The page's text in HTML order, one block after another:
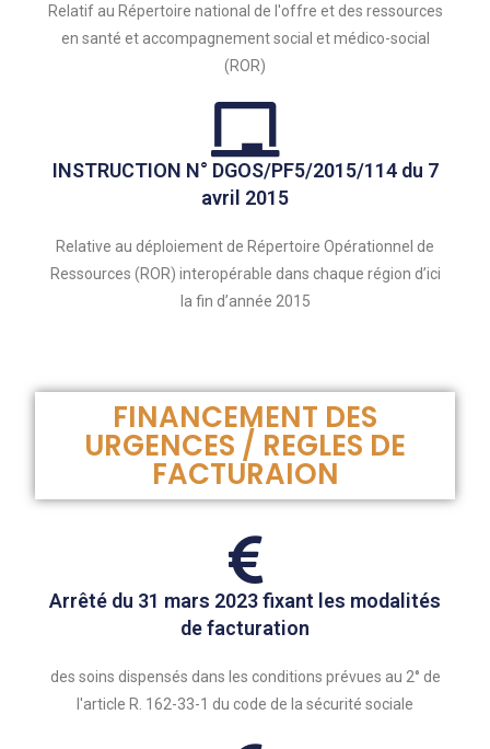
Relatif au Répertoire national de l'offre et des ressources
en santé et accompagnement social et médico-social
(ROR)
INSTRUCTION N° DGOS/PF5/2015/114 du 7
avril 2015
Relative au déploiement de Répertoire Opérationnel de
Ressources (ROR) interopérable dans chaque région d’ici
la fin d’année 2015
FINANCEMENT DES
URGENCES / REGLES DE
FACTURAION
Arrêté du 31 mars 2023 fixant les modalités
de facturation
des soins dispensés dans les conditions prévues au 2° de
l'article R. 162-33-1 du code de la sécurité sociale